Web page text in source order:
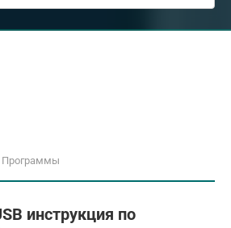
Программы
инструкция по